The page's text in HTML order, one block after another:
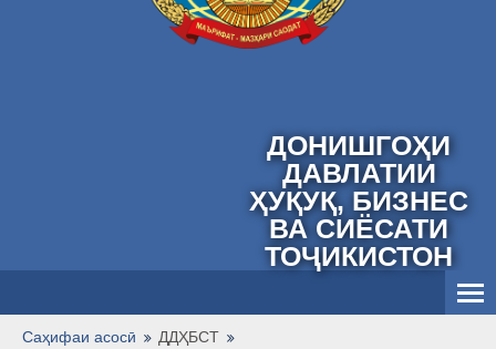
ДОНИШГОҲИ
ДАВЛАТИИ
ҲУҚУҚ, БИЗНЕС
ВА СИЁСАТИ
ТОҶИКИСТОН
Тоҷикӣ ‎(tj)‎
Саҳифаи асосӣ
ДДҲБСТ